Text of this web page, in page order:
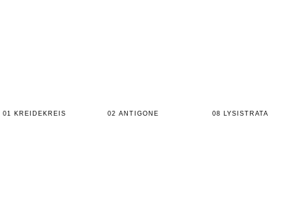
01 KREIDEKREIS 02 ANTIGONE 08 LYSISTRATA